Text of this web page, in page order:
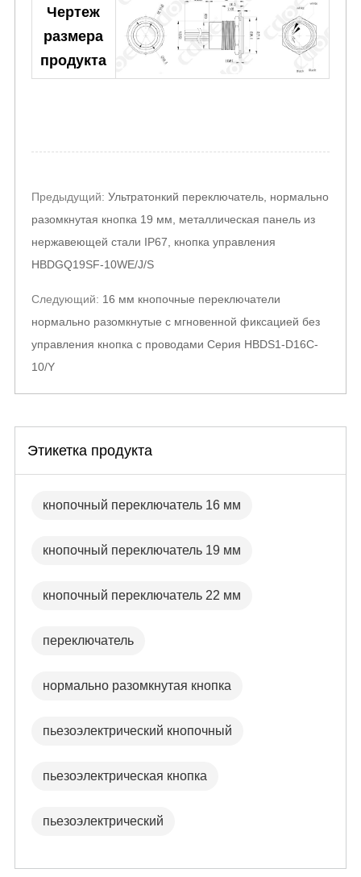
Чертеж
размера
продукта
Post
navigation
Предыдущий: Ультратонкий переключатель, нормально
разомкнутая кнопка 19 мм, металлическая панель из
нержавеющей стали IP67, кнопка управления
HBDGQ19SF-10WE/J/S
Следующий: 16 мм кнопочные переключатели
нормально разомкнутые с мгновенной фиксацией без
управления кнопка с проводами Серия HBDS1-D16C-
10/Y
Этикетка продукта
кнопочный переключатель 16 мм
кнопочный переключатель 19 мм
кнопочный переключатель 22 мм
переключатель
нормально разомкнутая кнопка
пьезоэлектрический кнопочный
пьезоэлектрическая кнопка
пьезоэлектрический